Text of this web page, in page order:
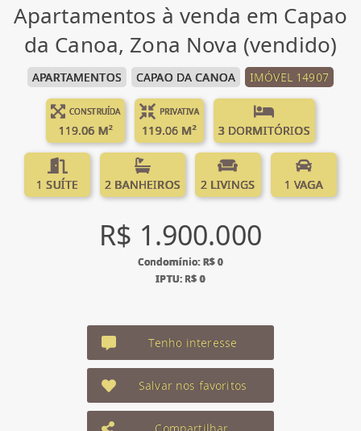
Apartamentos à venda em Capao
da Canoa, Zona Nova (vendido)
APARTAMENTOS CAPAO DA CANOA IMÓVEL 14907
CONSTRUÍDA
119.06 M²
PRIVATIVA
119.06 M² 3 DORMITÓRIOS
1 SUÍTE 2 BANHEIROS 2 LIVINGS 1 VAGA
R$ 1.900.000
Condomínio: R$ 0
IPTU: R$ 0
Tenho interesse
Salvar nos favoritos